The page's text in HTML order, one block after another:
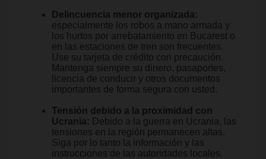
Delincuencia menor organizada:
especialmente los robos a mano armada y
los hurtos por arrebatamiento en Bucarest o
en las estaciones de tren son frecuentes.
Use su tarjeta de crédito con precaución.
Mantenga siempre su dinero, pasaportes,
licencia de conducir y otros documentos
importantes de forma segura con usted.
Tensión debido a la proximidad con
Ucrania: Debido a la guerra en Ucrania, las
tensiones en la región permanecen altas.
Siga por lo tanto la información y las
instrucciones de las autoridades locales.